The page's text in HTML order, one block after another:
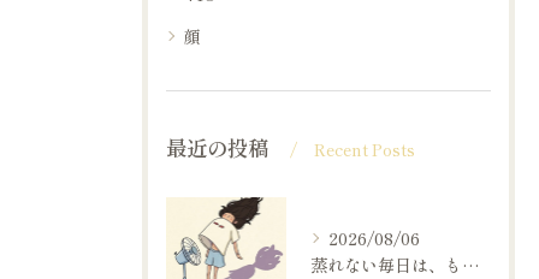
顔
最近の投稿 Recent Posts
2026/08/06
蒸れない毎日は、もっと快適。